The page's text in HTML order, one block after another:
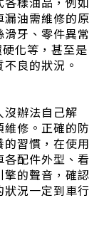
漏油需維修的原
牙、零件異常
化等，甚至是
良的狀況。
沒辦法自己解
修。正確的防
習慣，在使用
配件外型、看
的聲音，確認
狀況一定到車行